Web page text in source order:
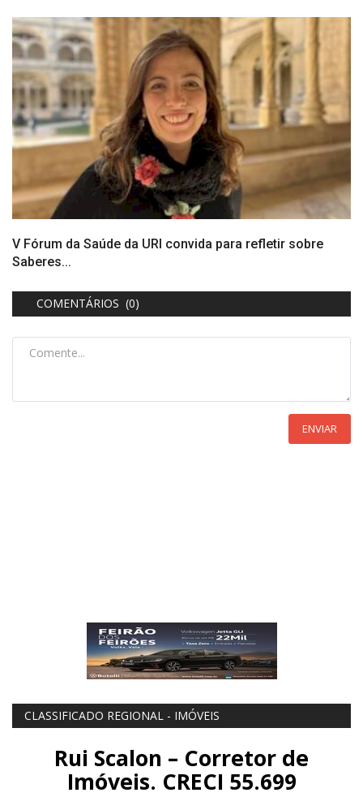
V Fórum da Saúde da URI convida para refletir sobre
Saberes...
COMENTÁRIOS (0)
ENVIAR
CLASSIFICADO REGIONAL - IMÓVEIS
Rui Scalon – Corretor de
Imóveis. CRECI 55.699